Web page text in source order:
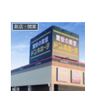
新店・開業